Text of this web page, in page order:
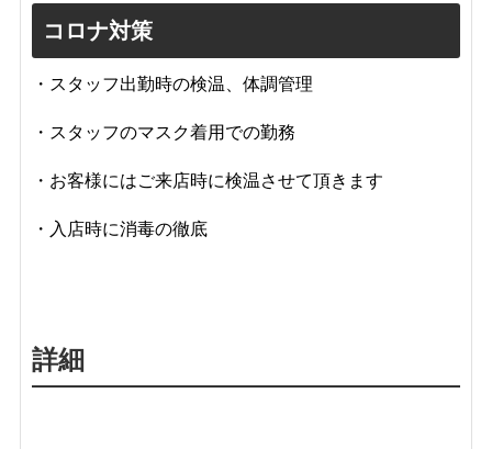
コロナ対策
・スタッフ出勤時の検温、体調管理
・スタッフのマスク着用での勤務
・お客様にはご来店時に検温させて頂きます
・入店時に消毒の徹底
詳細